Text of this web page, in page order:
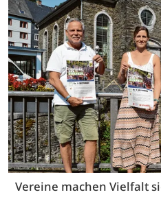
Vereine machen Vielfalt